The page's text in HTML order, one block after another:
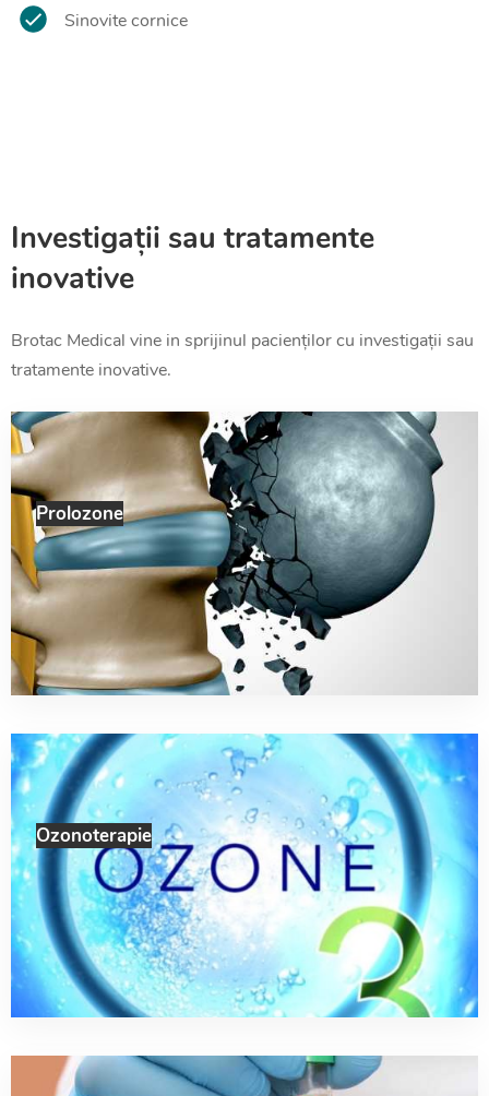
Sinovite cornice
Investigații sau tratamente
inovative
Brotac Medical vine in sprijinul pacienților cu investigații sau
tratamente inovative.
Prolozone
Ozonoterapie